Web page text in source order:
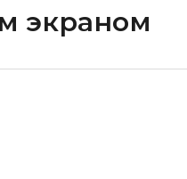
экраном